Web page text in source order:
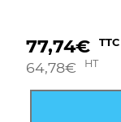
77,74€ TTC
64,78€ HT